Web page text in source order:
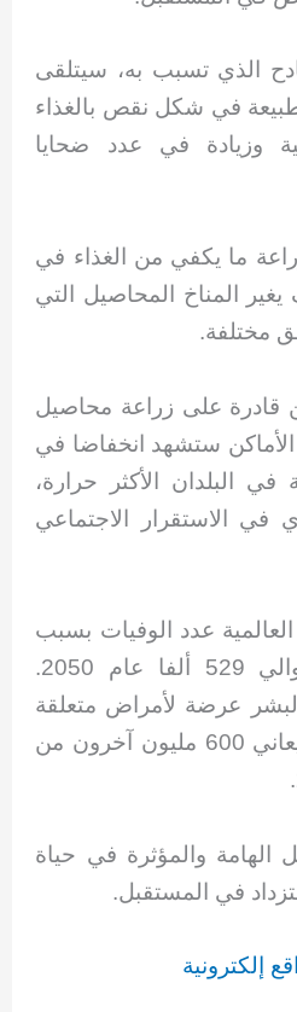
الذي تسبب به، سيتلقى
في شكل نقص بالغذاء
وزيادة في عدد ضحايا
ما يكفي من الغذاء في
المناخ المحاصيل التي
مختلفة.
قادرة على زراعة محاصيل
ستشهد انخفاضا في
البلدان الأكثر حرارة،
الاستقرار الاجتماعي
عدد الوفيات بسبب
التغيرات المناخية بحوالي 529 ألفا عام 2050.
عرضة لأمراض متعلقة
بهذه التغيرات، كما سيعاني 600 مليون آخرون من
الهامة والمؤثرة في حياة
في المستقبل.
إلكترونية